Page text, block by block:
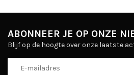
ABONNEER JE OP ONZE
Blijf op de hoogte over onze laatste